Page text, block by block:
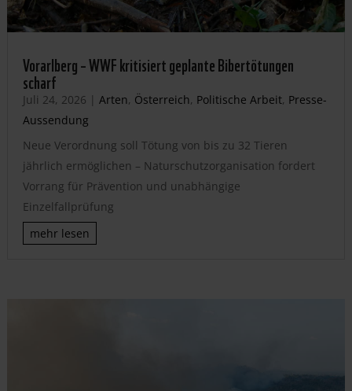
Vorarlberg – WWF kritisiert geplante Bibertötungen
scharf
Juli 24, 2026 | Arten, Österreich, Politische Arbeit, Presse-
Aussendung
Neue Verordnung soll Tötung von bis zu 32 Tieren
jährlich ermöglichen – Naturschutzorganisation fordert
Vorrang für Prävention und unabhängige
Einzelfallprüfung
mehr lesen